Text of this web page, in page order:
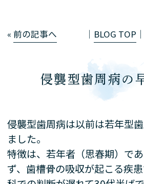
« 前の記事へ │ BLOG TOP │
侵襲型歯周病の
侵襲型歯周病は以前は若年型
ました。
特徴は、若年者（思春期）で
ず、歯槽骨の吸収が起こる疾